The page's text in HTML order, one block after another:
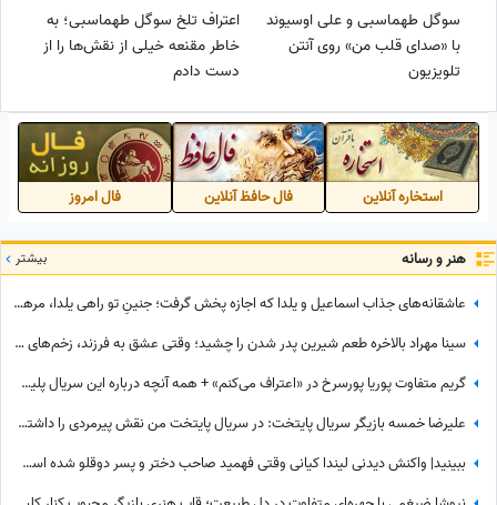
سوگل طهماسبی و علی اوسیوند
با «صدای قلب من» روی آنتن
تلویزیون
اعتراف تلخ سوگل طهماسبی؛ به
خاطر مقنعه خیلی از نقش‌ها را از
دست دادم
استخاره آنلاین فال حافظ آنلاین فال امروز
هنر و رسانه بیشتر
عاشقانه‌های جذاب اسماعیل و یلدا که اجازه پخش گرفت؛ جنینِ تو راهی یلدا، مرهم زخم‌های سینا مهراد شد!
سینا مهراد بالاخره طعم شیرین پدر شدن را چشید؛ وقتی عشق به فرزند، زخم‌های کهنه را شست و در نهایت همان چیزی نصیبش شد که مردها از زندگی می‌خواهند!
گریم متفاوت پوریا پورسرخ در «اعتراف می‌کنم» + همه آنچه درباره این سریال پلیسی باید بدانید
علیرضا خمسه بازیگر سریال پایتخت: در سریال پایتخت من نقش پیرمردی را داشتم که هیچ دیالوگی نداشت! پنجعلی از طریق نگاهش با مردم حرف می زد
ببینید| واکنش دیدنی لیندا کیانی وقتی فهمید صاحب دختر و پسر دوقلو شده است؛ حس عجیبی داشتم چون فهمیدم پسرم یه...